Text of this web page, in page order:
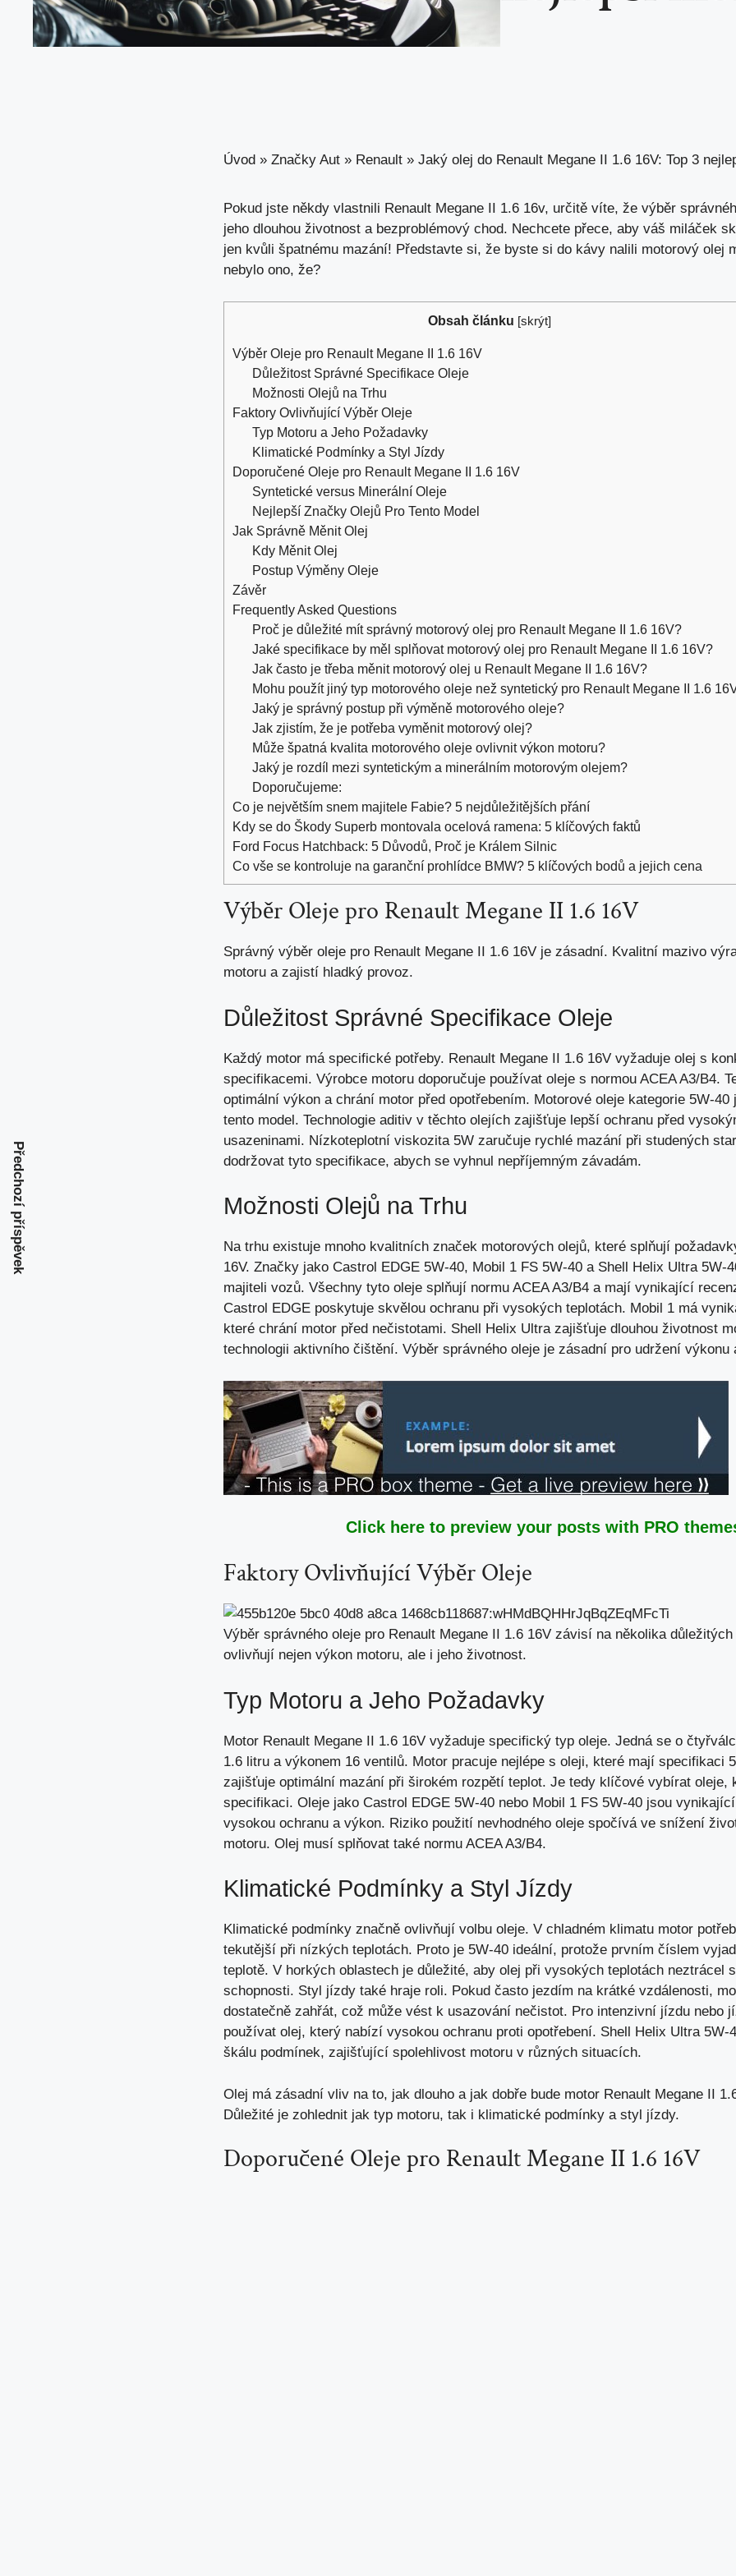
Úvod » Značky Aut » Renault » Jaký olej do Renault Megane II 1.6 16V: Top 3
Pokud jste někdy vlastnili Renault Megane II 1.6 16v, určitě víte, že výběr
jeho dlouhou životnost a bezproblémový chod. Nechcete přece, aby váš miláček
jen kvůli špatnému mazání! Představte si, že byste si do kávy nalili motorový olej
nebylo ono, že?
Obsah článku [skrýt]
Výběr Oleje pro Renault Megane II 1.6 16V
Důležitost Správné Specifikace Oleje
Možnosti Olejů na Trhu
Faktory Ovlivňující Výběr Oleje
Typ Motoru a Jeho Požadavky
Klimatické Podmínky a Styl Jízdy
Doporučené Oleje pro Renault Megane II 1.6 16V
Syntetické versus Minerální Oleje
Nejlepší Značky Olejů Pro Tento Model
Jak Správně Měnit Olej
Kdy Měnit Olej
Postup Výměny Oleje
Závěr
Frequently Asked Questions
Proč je důležité mít správný motorový olej pro Renault Megane II 1.6 16V?
Jaké specifikace by měl splňovat motorový olej pro Renault Megane II 1.6 16V?
Jak často je třeba měnit motorový olej u Renault Megane II 1.6 16V?
Mohu použít jiný typ motorového oleje než syntetický pro Renault Megane II 1.6
Jaký je správný postup při výměně motorového oleje?
Jak zjistím, že je potřeba vyměnit motorový olej?
Může špatná kvalita motorového oleje ovlivnit výkon motoru?
Jaký je rozdíl mezi syntetickým a minerálním motorovým olejem?
Doporučujeme:
Co je největším snem majitele Fabie? 5 nejdůležitějších přání
Kdy se do Škody Superb montovala ocelová ramena: 5 klíčových faktů
Ford Focus Hatchback: 5 Důvodů, Proč je Králem Silnic
Co vše se kontroluje na garanční prohlídce BMW? 5 klíčových bodů a jejich cena
Výběr Oleje pro Renault Megane II 1.6 16V
Správný výběr oleje pro Renault Megane II 1.6 16V je zásadní. Kvalitní mazivo
motoru a zajistí hladký provoz.
Důležitost Správné Specifikace Oleje
Každý motor má specifické potřeby. Renault Megane II 1.6 16V vyžaduje olej s
specifikacemi. Výrobce motoru doporučuje používat oleje s normou ACEA A3/B4.
optimální výkon a chrání motor před opotřebením. Motorové oleje kategorie 5W-40
tento model. Technologie aditiv v těchto olejích zajišťuje lepší ochranu před
usazeninami. Nízkoteplotní viskozita 5W zaručuje rychlé mazání při studených
dodržovat tyto specifikace, abych se vyhnul nepříjemným závadám.
Možnosti Olejů na Trhu
Na trhu existuje mnoho kvalitních značek motorových olejů, které splňují
16V. Značky jako Castrol EDGE 5W-40, Mobil 1 FS 5W-40 a Shell Helix Ultra 5W-
majiteli vozů. Všechny tyto oleje splňují normu ACEA A3/B4 a mají vynikající
Castrol EDGE poskytuje skvělou ochranu při vysokých teplotách. Mobil 1 má
které chrání motor před nečistotami. Shell Helix Ultra zajišťuje dlouhou životnost
technologii aktivního čištění. Výběr správného oleje je zásadní pro udržení výkonu
Click here to preview your posts with PRO
Faktory Ovlivňující Výběr Oleje
Výběr správného oleje pro Renault Megane II 1.6 16V závisí na několika
ovlivňují nejen výkon motoru, ale i jeho životnost.
Typ Motoru a Jeho Požadavky
Motor Renault Megane II 1.6 16V vyžaduje specifický typ oleje. Jedná se o
1.6 litru a výkonem 16 ventilů. Motor pracuje nejlépe s oleji, které mají specifikaci
zajišťuje optimální mazání při širokém rozpětí teplot. Je tedy klíčové vybírat oleje,
specifikaci. Oleje jako Castrol EDGE 5W-40 nebo Mobil 1 FS 5W-40 jsou
vysokou ochranu a výkon. Riziko použití nevhodného oleje spočívá ve snížení
motoru. Olej musí splňovat také normu ACEA A3/B4.
Klimatické Podmínky a Styl Jízdy
Klimatické podmínky značně ovlivňují volbu oleje. V chladném klimatu motor
tekutější při nízkých teplotách. Proto je 5W-40 ideální, protože prvním číslem
teplotě. V horkých oblastech je důležité, aby olej při vysokých teplotách neztrácel
schopnosti. Styl jízdy také hraje roli. Pokud často jezdím na krátké vzdálenosti,
dostatečně zahřát, což může vést k usazování nečistot. Pro intenzivní jízdu nebo
používat olej, který nabízí vysokou ochranu proti opotřebení. Shell Helix Ultra 5W-
škálu podmínek, zajišťující spolehlivost motoru v různých situacích.
Olej má zásadní vliv na to, jak dlouho a jak dobře bude motor Renault Megane II
Důležité je zohlednit jak typ motoru, tak i klimatické podmínky a styl jízdy.
Doporučené Oleje pro Renault Megane II 1.6 16V
Předchozí příspěvek